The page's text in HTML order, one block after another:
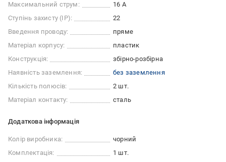
Максимальний струм:
16 А
Ступінь захисту (IP):
22
Введення проводу:
пряме
Матеріал корпусу:
пластик
Конструкція:
збірно-розбірна
Наявність заземлення:
без заземлення
Кількість полюсів:
2 шт.
Матеріал контакту:
сталь
Додаткова інформація
Колір виробника:
чорний
Комплектація:
1 шт.